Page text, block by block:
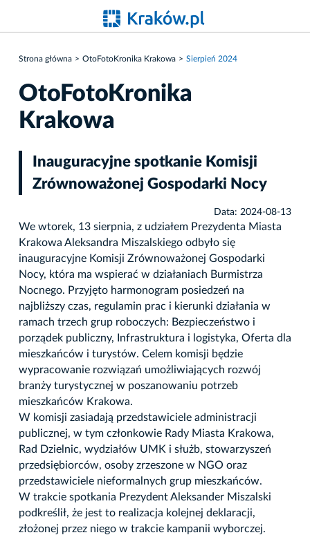
Strona główna OtoFotoKronika Krakowa Sierpień 2024
OtoFotoKronika
Krakowa
Inauguracyjne spotkanie Komisji
Zrównoważonej Gospodarki Nocy
Data: 2024-08-13
We wtorek, 13 sierpnia, z udziałem Prezydenta Miasta
Krakowa Aleksandra Miszalskiego odbyło się
inauguracyjne Komisji Zrównoważonej Gospodarki
Nocy, która ma wspierać w działaniach Burmistrza
Nocnego. Przyjęto harmonogram posiedzeń na
najbliższy czas, regulamin prac i kierunki działania w
ramach trzech grup roboczych: Bezpieczeństwo i
porządek publiczny, Infrastruktura i logistyka, Oferta dla
mieszkańców i turystów. Celem komisji będzie
wypracowanie rozwiązań umożliwiających rozwój
branży turystycznej w poszanowaniu potrzeb
mieszkańców Krakowa.
W komisji zasiadają przedstawiciele administracji
publicznej, w tym członkowie Rady Miasta Krakowa,
Rad Dzielnic, wydziałów UMK i służb, stowarzyszeń
przedsiębiorców, osoby zrzeszone w NGO oraz
przedstawiciele nieformalnych grup mieszkańców.
W trakcie spotkania Prezydent Aleksander Miszalski
podkreślił, że jest to realizacja kolejnej deklaracji,
złożonej przez niego w trakcie kampanii wyborczej.